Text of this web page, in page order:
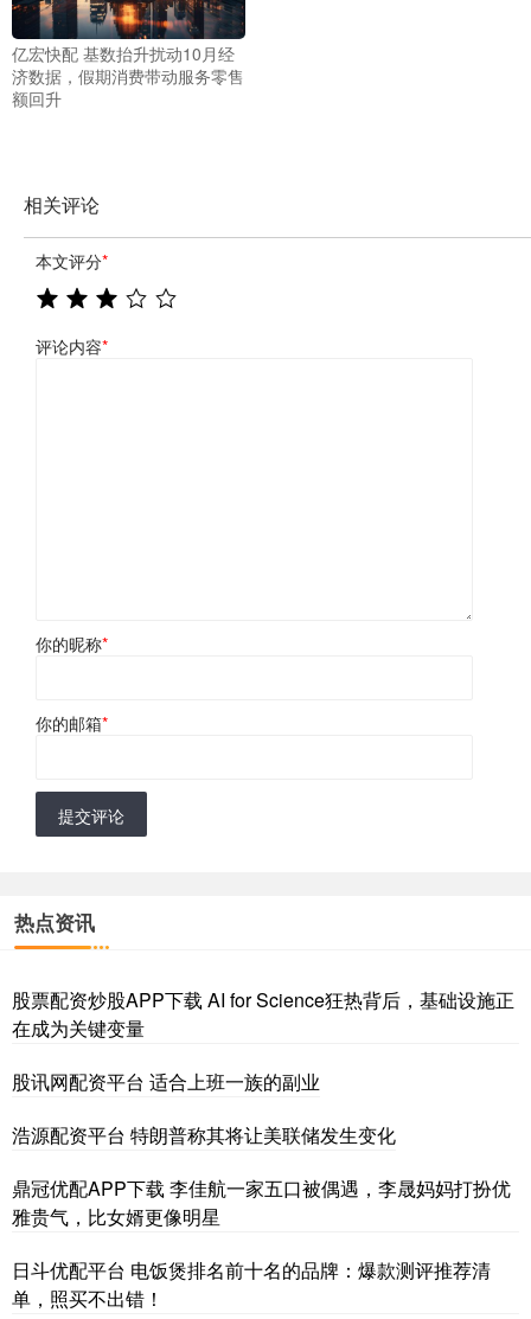
亿宏快配 基数抬升扰动10月经
济数据，假期消费带动服务零售
额回升
相关评论
本文评分*
评论内容*
你的昵称*
你的邮箱*
提交评论
热点资讯
股票配资炒股APP下载 AI for Science狂热背后，基础设施正
在成为关键变量
股讯网配资平台 适合上班一族的副业
浩源配资平台 特朗普称其将让美联储发生变化
鼎冠优配APP下载 李佳航一家五口被偶遇，李晟妈妈打扮优
雅贵气，比女婿更像明星
日斗优配平台 电饭煲排名前十名的品牌：爆款测评推荐清
单，照买不出错！